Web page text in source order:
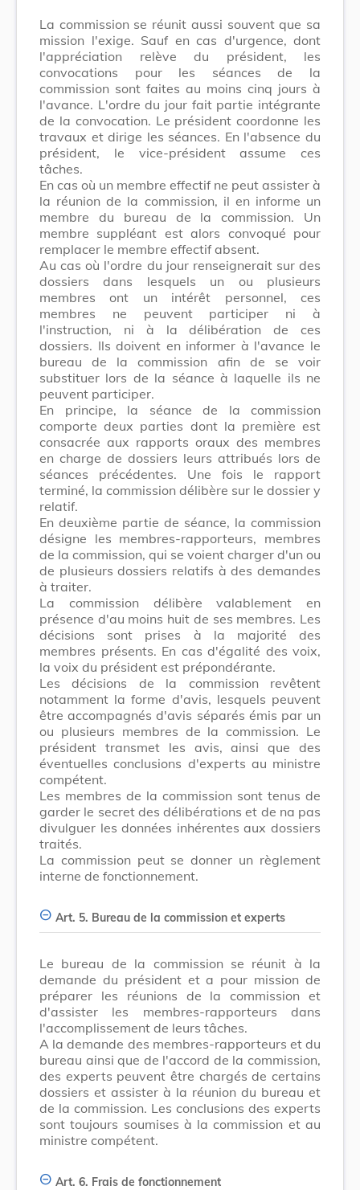
La commission se réunit aussi souvent que sa
mission l'exige. Sauf en cas d'urgence, dont
l'appréciation relève du président, les
convocations pour les séances de la
commission sont faites au moins cinq jours à
l'avance. L'ordre du jour fait partie intégrante
de la convocation. Le président coordonne les
travaux et dirige les séances. En l'absence du
président, le vice-président assume ces
tâches.
En cas où un membre effectif ne peut assister à
la réunion de la commission, il en informe un
membre du bureau de la commission. Un
membre suppléant est alors convoqué pour
remplacer le membre effectif absent.
Au cas où l'ordre du jour renseignerait sur des
dossiers dans lesquels un ou plusieurs
membres ont un intérêt personnel, ces
membres ne peuvent participer ni à
l'instruction, ni à la délibération de ces
dossiers. Ils doivent en informer à l'avance le
bureau de la commission afin de se voir
substituer lors de la séance à laquelle ils ne
peuvent participer.
En principe, la séance de la commission
comporte deux parties dont la première est
consacrée aux rapports oraux des membres
en charge de dossiers leurs attribués lors de
séances précédentes. Une fois le rapport
terminé, la commission délibère sur le dossier y
relatif.
En deuxième partie de séance, la commission
désigne les membres-rapporteurs, membres
de la commission, qui se voient charger d'un ou
de plusieurs dossiers relatifs à des demandes
à traiter.
La commission délibère valablement en
présence d'au moins huit de ses membres. Les
décisions sont prises à la majorité des
membres présents. En cas d'égalité des voix,
la voix du président est prépondérante.
Les décisions de la commission revêtent
notamment la forme d'avis, lesquels peuvent
être accompagnés d'avis séparés émis par un
ou plusieurs membres de la commission. Le
président transmet les avis, ainsi que des
éventuelles conclusions d'experts au ministre
compétent.
Les membres de la commission sont tenus de
garder le secret des délibérations et de na pas
divulguer les données inhérentes aux dossiers
traités.
La commission peut se donner un règlement
interne de fonctionnement.
Art. 5. Bureau de la commission et experts
Le bureau de la commission se réunit à la
demande du président et a pour mission de
préparer les réunions de la commission et
d'assister les membres-rapporteurs dans
l'accomplissement de leurs tâches.
A la demande des membres-rapporteurs et du
bureau ainsi que de l'accord de la commission,
des experts peuvent être chargés de certains
dossiers et assister à la réunion du bureau et
de la commission. Les conclusions des experts
sont toujours soumises à la commission et au
ministre compétent.
Art. 6. Frais de fonctionnement